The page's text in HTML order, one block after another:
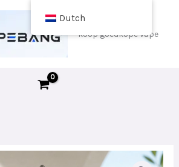
koop goedkope vape
Dutch